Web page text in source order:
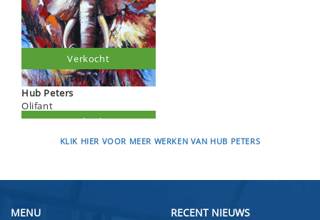
Hub Peters
Olifant
Verkocht
KLIK HIER VOOR MEER WERKEN VAN HUB PETERS
MENU RECENT NIEUWS